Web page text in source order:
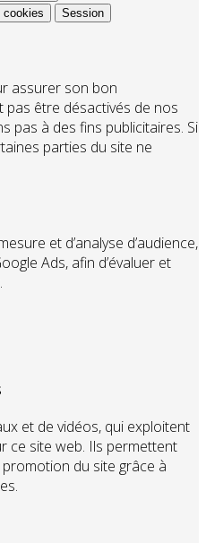
cookies Session
assurer son bon
être désactivés de nos
pas à des fins publicitaires. Si
parties du site ne
et d’analyse d’audience,
Ads, afin d’évaluer et
et de vidéos, qui exploitent
ce site web. Ils permettent
promotion du site grâce à